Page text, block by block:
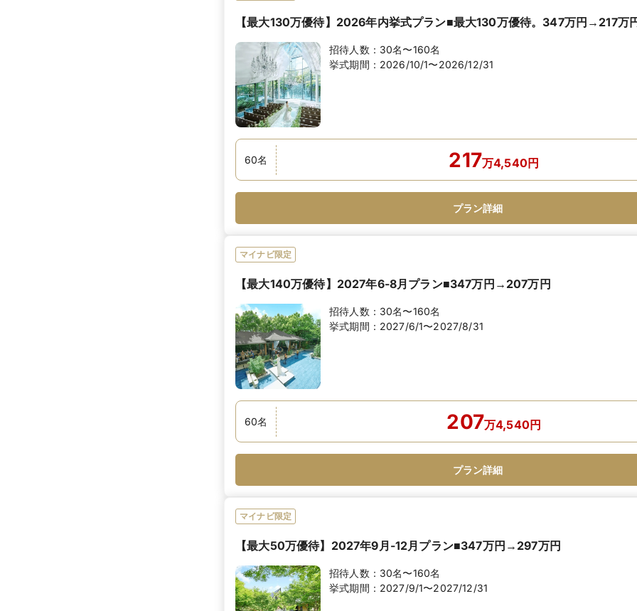
【最大130万優待】2026年内挙式プラン■最大130万優待。347万円→217万
招待人数： 30名〜160名
挙式期間： 2026/10/1〜2026/12/31
60名 217万4,540円
プラン詳細
マイナビ限定
【最大140万優待】2027年6-8月プラン■347万円→207万円
招待人数： 30名〜160名
挙式期間： 2027/6/1〜2027/8/31
60名 207万4,540円
プラン詳細
マイナビ限定
【最大50万優待】2027年9月-12月プラン■347万円→297万円
招待人数： 30名〜160名
挙式期間： 2027/9/1〜2027/12/31